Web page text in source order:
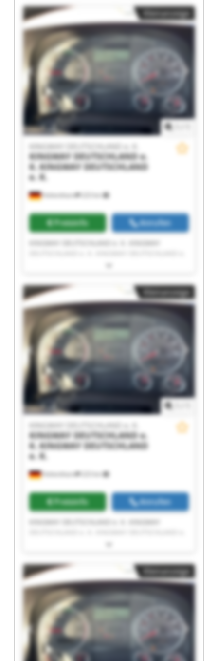
K. KINGWAY DEUTSCHLAND e. K. KINGWAY
DEUTSCHLAND e. K. KINGWAY DEUTSCHLAND e.
K. KINGWAY DEUTSCHLAND e. K. KINGWAY
DEUTSCHLAND e. K. KINGWAY DEUTSCHLAND e.
K. KINGWAY DEUTSCHLAND e. K. KINGWAY
DEUTSCHLAND e. K. KINGWAY DEUTSCHLAND e.
K. KINGWAY DEUTSCHLAND e. K. KINGWAY
DEUTSCHLAND e. K. KINGWAY DEUTSCHLAND e.
K. KINGWAY DEUTSCHLAND e. K. KINGWAY
DEUTSCHLAND e. K.
Kleinanzeige
Hohenthann 223 km
KINGWAY DEUTSCHLAND e.
K. KINGWAY DEUTSCHLAND
e. K.
Preisinfo Anrufen
K. KINGWAY DEUTSCHLAND e. K. KINGWAY
K. KINGWAY DEUTSCHLAND e. K. KINGWAY
DEUTSCHLAND e. K. KINGWAY DEUTSCHLAND e.
K. KINGWAY DEUTSCHLAND e. K. KINGWAY
DEUTSCHLAND e. K. KINGWAY DEUTSCHLAND e.
K. KINGWAY DEUTSCHLAND e. K. KINGWAY
DEUTSCHLAND e. K. KINGWAY DEUTSCHLAND e.
K. KINGWAY DEUTSCHLAND e. K. KINGWAY
DEUTSCHLAND e. K. KINGWAY DEUTSCHLAND e.
K. KINGWAY DEUTSCHLAND e. K. KINGWAY
DEUTSCHLAND e. K.
Kleinanzeige
Hohenthann 223 km
KINGWAY DEUTSCHLAND e.
K. KINGWAY DEUTSCHLAND
e. K.
Preisinfo Anrufen
K. KINGWAY DEUTSCHLAND e. K. KINGWAY
K. KINGWAY DEUTSCHLAND e. K. KINGWAY
DEUTSCHLAND e. K. KINGWAY DEUTSCHLAND e.
K. KINGWAY DEUTSCHLAND e. K. KINGWAY
DEUTSCHLAND e. K. KINGWAY DEUTSCHLAND e.
K. KINGWAY DEUTSCHLAND e. K. KINGWAY
DEUTSCHLAND e. K. KINGWAY DEUTSCHLAND e.
K. KINGWAY DEUTSCHLAND e. K. KINGWAY
DEUTSCHLAND e. K. KINGWAY DEUTSCHLAND e.
K. KINGWAY DEUTSCHLAND e. K. KINGWAY
DEUTSCHLAND e. K.
Kleinanzeige